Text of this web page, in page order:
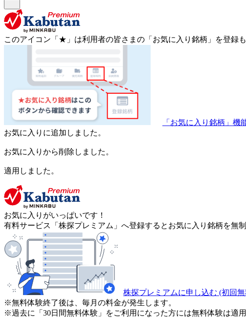
このアイコン 「★」 は利用者の皆さまの 「お気に入り銘柄」を登録
「お気に入り銘柄」機
お気に入りに追加しました。
お気に入りから削除しました。
適用しました。
お気に入りがいっぱいです！
有料サービス「株探プレミアム」へ登録するとお気に入り銘柄を無
株探プレミアムに申し込む (初回
※無料体験終了後は、毎月の料金が発生します。
※過去に「30日間無料体験」をご利用になった方には無料体験は適用